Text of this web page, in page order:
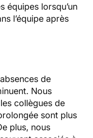
équipes lorsqu’un
l’équipe après
de
Nous
collègues de
sont plus
plus, nous